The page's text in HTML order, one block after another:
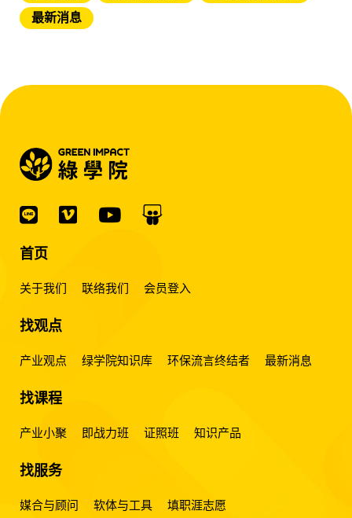
最新消息
首页
关于我们 联络我们 会员登入
找观点
产业观点 绿学院知识库 环保流言终结者 最新消息
找课程
产业小聚 即战力班 证照班 知识产品
找服务
媒合与顾问 软体与工具 填职涯志愿